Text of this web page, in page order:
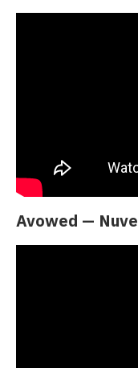
Avowed —